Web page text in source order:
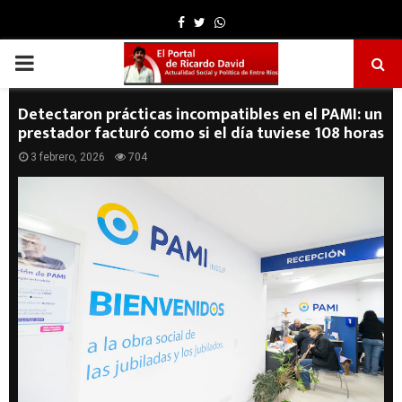
Facebook
TwitterWhatsapp
PRIMARY
MENU
Detectaron prácticas incompatibles en el PAMI: un
prestador facturó como si el día tuviese 108 horas
3 febrero, 2026 704